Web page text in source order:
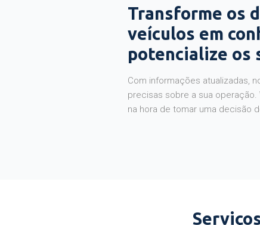
Transforme os
veículos em
potencialize os
Com informações atualizadas,
precisas sobre a sua
na hora de tomar uma decisão